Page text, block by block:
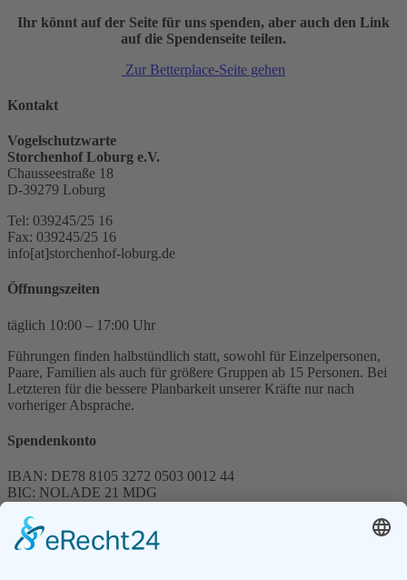
Ihr könnt auf der Seite für uns spenden, aber auch den Link
auf die Spendenseite teilen.
Zur Betterplace-Seite gehen
Kontakt
Vogelschutzwarte
Storchenhof Loburg e.V.
Chausseestraße 18
D-39279 Loburg
Tel: 039245/25 16
Fax: 039245/25 16
info[at]storchenhof-loburg.de
Öffnungszeiten
täglich 10:00 – 17:00 Uhr
Führungen finden halbstündlich statt, sowohl für Einzelpersonen,
Paare, Familien als auch für größere Gruppen ab 15 Personen. Bei
Letzteren für die bessere Planbarkeit unserer Kräfte nur nach
vorheriger Absprache.
Spendenkonto
IBAN: DE78 8105 3272 0503 0012 44
BIC: NOLADE 21 MDG
Spenden können steuerlich abgesetzt werden